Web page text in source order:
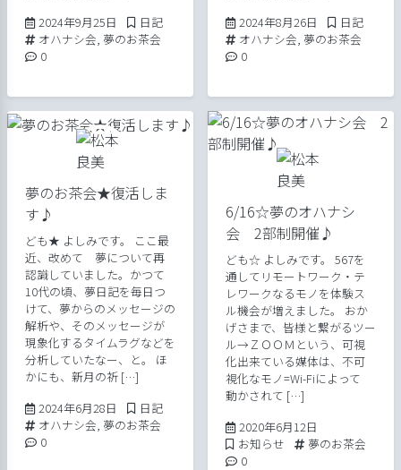
2024年9月25日 2024年9月25日
Posted in
日記
Tags:
オハナシ会, 夢のお茶会
Comments:
0
2024年8月26日 2024年8月26日
Posted in
日記
Tags:
オハナシ会, 夢のお茶会
Comments:
0
夢のお茶会★復活しま
す♪
ども★ よしみです。 ここ最
近、改めて 夢について再
認識していました。かつて
10代の頃、夢日記を毎日つ
けて、夢からのメッセージの
解析や、そのメッセージが
現象化するタイムラグなどを
分析していたなー、と。 ほ
かにも、新月の祈 […]
2024年6月28日 2024年6月28日
Posted in
日記
Tags:
オハナシ会 夢のお茶会
Comments:
0
6/16☆夢のオハナシ
会 2部制開催♪
ども☆ よしみです。 567を
通してリモートワーク・テ
レワークなるモノを体験ス
ル機会が増えました。 おか
げさまで、皆様と繋がるツー
ル→ＺＯＯＭという、可視
化出来ている媒体は、不可
視化なモノ=Wi-Fiによって
動かされて […]
2020年6月12日
Posted in
お知らせ Tags:
夢のお茶会
Comments:
0